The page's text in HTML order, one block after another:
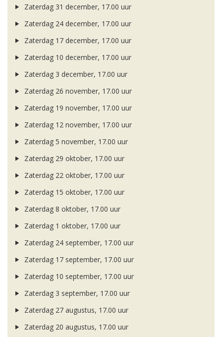
Zaterdag 31 december, 17.00 uur
Zaterdag 24 december, 17.00 uur
Zaterdag 17 december, 17.00 uur
Zaterdag 10 december, 17.00 uur
Zaterdag 3 december, 17.00 uur
Zaterdag 26 november, 17.00 uur
Zaterdag 19 november, 17.00 uur
Zaterdag 12 november, 17.00 uur
Zaterdag 5 november, 17.00 uur
Zaterdag 29 oktober, 17.00 uur
Zaterdag 22 oktober, 17.00 uur
Zaterdag 15 oktober, 17.00 uur
Zaterdag 8 oktober, 17.00 uur
Zaterdag 1 oktober, 17.00 uur
Zaterdag 24 september, 17.00 uur
Zaterdag 17 september, 17.00 uur
Zaterdag 10 september, 17.00 uur
Zaterdag 3 september, 17.00 uur
Zaterdag 27 augustus, 17.00 uur
Zaterdag 20 augustus, 17.00 uur